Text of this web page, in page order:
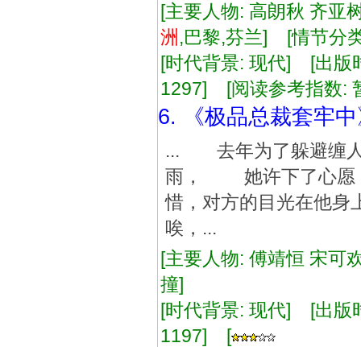
[主要人物: 高朗秋 齐亚
洲 ,巴黎,芬兰] [情节
[时代背景: 现代] [出
1297] [阅读参考指数:
6. 《极品总裁套牢
... 去年为了躲避缠
雨， 她许下了心
惜，对方的目光在
唉，...
[主要人物: 傅靖恒 宋
撞]
[时代背景: 现代] [出
1197] [